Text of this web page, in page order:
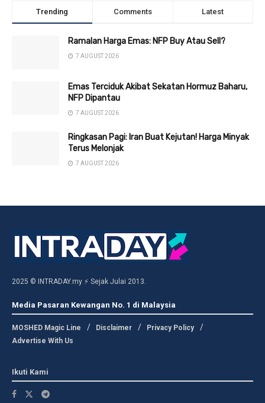
Trending Comments Latest
Ramalan Harga Emas: NFP Buy Atau Sell?
7 AUGUST 2026
Emas Terciduk Akibat Sekatan Hormuz Baharu,
NFP Dipantau
7 AUGUST 2026
Ringkasan Pagi: Iran Buat Kejutan! Harga Minyak
Terus Melonjak
7 AUGUST 2026
2025 © INTRADAY.my ⚡ Sejak Julai 2013.
Media Pasaran Kewangan No. 1 di Malaysia
MOSHED Magic Line Disclaimer
Privacy Policy
Advertise With Us
Ikuti Kami